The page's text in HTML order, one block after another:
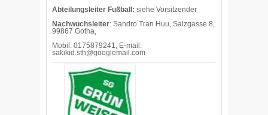
Abteilungsleiter Fußball: siehe Vorsitzender
Nachwuchsleiter: Sandro Tran Huu, Salzgasse 8,
99867 Gotha,
Mobil: 0175879241, E-mail:
sakikid.sth@googlemail.com